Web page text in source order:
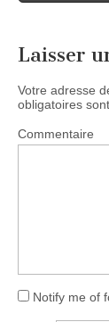
Laisser
Votre adresse
obligatoires
Commentaire
Notify me of